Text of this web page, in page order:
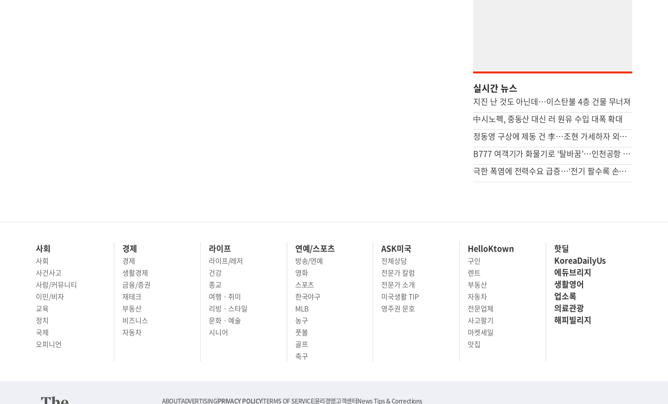
실시간 뉴스
지진 난 것도 아닌데…이스탄불 4층 건물 무너져
中시노펙, 중동산 대신 러 원유 수입 대폭 확대
정동영 구상에 제동 건 李…조현 가세하자 외교·통일 정면충돌
B777 여객기가 화물기로 ‘탈바꿈’…인천공항 개조시설 공개[김기자의 에어포토]
극한 폭염에 전력수요 급증…‘전기 팔수록 손해’ 한전 부담도 커진다
사회
사회
사건사고
사람/커뮤니티
이민/비자
교육
정치
국제
오피니언
경제
경제
생활경제
금융/증권
재테크
부동산
비즈니스
자동차
라이프
라이프/레저
건강
종교
여행 · 취미
리빙 · 스타일
문화 · 예술
시니어
연예/스포츠
방송/연예
영화
스포츠
한국야구
MLB
농구
풋볼
골프
축구
ASK미국
전체상담
전문가 칼럼
전문가 소개
미국생활 TIP
영주권 문호
HelloKtown
구인
렌트
부동산
자동차
전문업체
사고팔기
마켓세일
맛집
핫딜
KoreaDailyUs
에듀브리지
생활영어
업소록
의료관광
해피빌리지
ABOUTADVERTISINGPRIVACY POLICYTERMS OF SERVICE윤리경영고객센터News Tips & Corrections